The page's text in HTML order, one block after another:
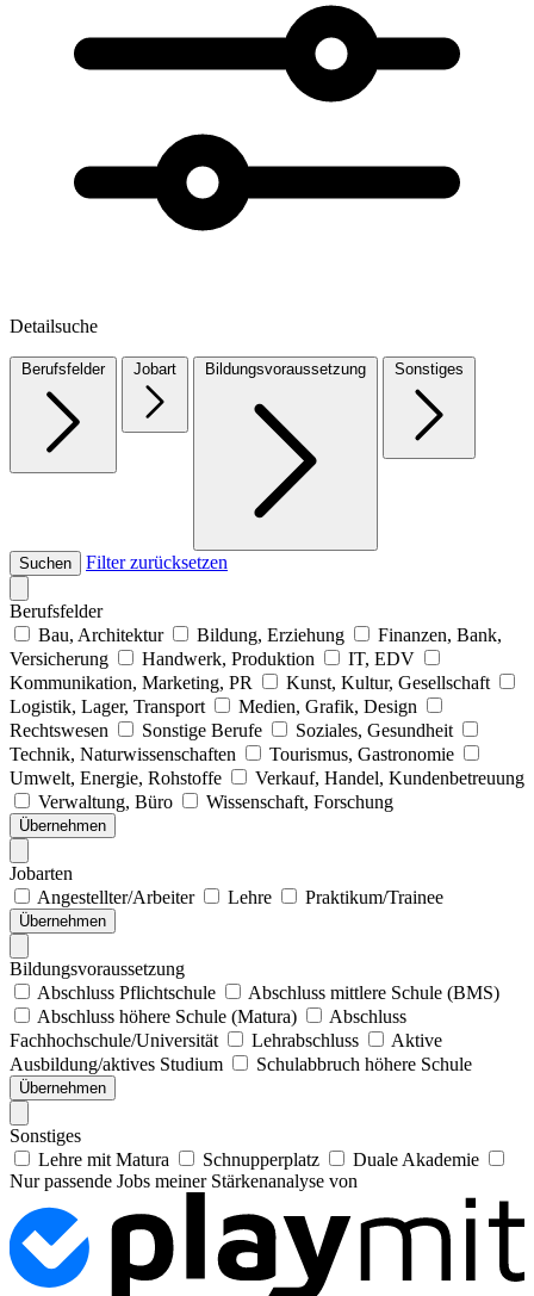
Detailsuche
Berufsfelder Jobart Bildungsvoraussetzung Sonstiges
Suchen Filter zurücksetzen
Berufsfelder
Bau, Architektur
Bildung, Erziehung
Finanzen, Bank,
Versicherung
Handwerk, Produktion
IT, EDV
Kommunikation, Marketing, PR
Kunst, Kultur, Gesellschaft
Logistik, Lager, Transport
Medien, Grafik, Design
Rechtswesen
Sonstige Berufe
Soziales, Gesundheit
Technik, Naturwissenschaften
Tourismus, Gastronomie
Umwelt, Energie, Rohstoffe
Verkauf, Handel, Kundenbetreuung
Verwaltung, Büro
Wissenschaft, Forschung
Übernehmen
Jobarten
Angestellter/Arbeiter
Lehre Praktikum/Trainee
Übernehmen
Bildungsvoraussetzung
Abschluss Pflichtschule
Abschluss mittlere Schule (BMS)
Abschluss höhere Schule (Matura)
Abschluss
Fachhochschule/Universität
Lehrabschluss
Aktive
Ausbildung/aktives Studium
Schulabbruch höhere Schule
Übernehmen
Sonstiges
Lehre mit Matura
Schnupperplatz
Duale Akademie
Nur passende Jobs meiner Stärkenanalyse von